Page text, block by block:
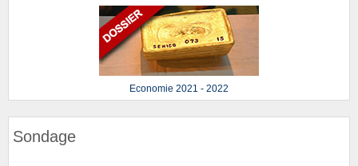
Economie 2021 - 2022
Sondage